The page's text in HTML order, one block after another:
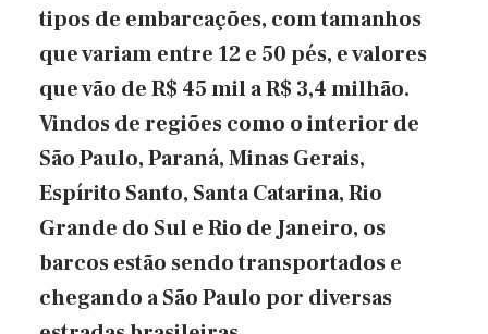
tipos de embarcações, com tamanhos
que variam entre 12 e 50 pés, e valores
que vão de R$ 45 mil a R$ 3,4 milhão.
Vindos de regiões como o interior de
São Paulo, Paraná, Minas Gerais,
Espírito Santo, Santa Catarina, Rio
Grande do Sul e Rio de Janeiro, os
barcos estão sendo transportados e
chegando a São Paulo por diversas